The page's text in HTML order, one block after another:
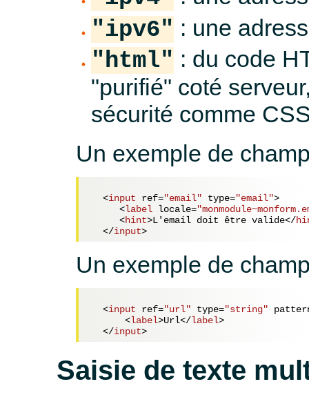
"ipv6" : une
"html" : du code
"purifié" coté
sécurité comme
Un exemple de
<input ref="email" type="email">
<label locale=
<hint>L'email doit être valide</
</input>
Un exemple de
<input ref="url" type="string"
<label>Url</label>
</input>
Saisie de texte